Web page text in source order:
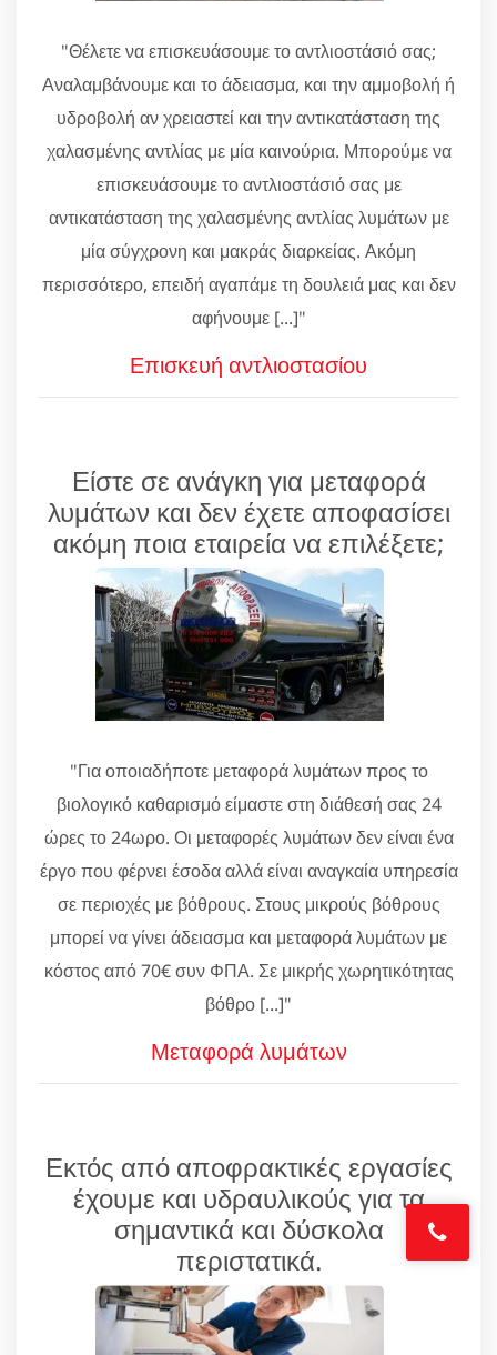
"Θέλετε να επισκευάσουμε το αντλιοστάσιό σας;
Αναλαμβάνουμε και το άδειασμα, και την αμμοβολή ή
υδροβολή αν χρειαστεί και την αντικατάσταση της
χαλασμένης αντλίας με μία καινούρια. Μπορούμε να
επισκευάσουμε το αντλιοστάσιό σας με
αντικατάσταση της χαλασμένης αντλίας λυμάτων με
μία σύγχρονη και μακράς διαρκείας. Ακόμη
περισσότερο, επειδή αγαπάμε τη δουλειά μας και δεν
αφήνουμε [...]"
Επισκευή αντλιοστασίου
Είστε σε ανάγκη για μεταφορά
λυμάτων και δεν έχετε αποφασίσει
ακόμη ποια εταιρεία να επιλέξετε;
"Για οποιαδήποτε μεταφορά λυμάτων προς το
βιολογικό καθαρισμό είμαστε στη διάθεσή σας 24
ώρες το 24ωρο. Οι μεταφορές λυμάτων δεν είναι ένα
έργο που φέρνει έσοδα αλλά είναι αναγκαία υπηρεσία
σε περιοχές με βόθρους. Στους μικρούς βόθρους
μπορεί να γίνει άδειασμα και μεταφορά λυμάτων με
κόστος από 70€ συν ΦΠΑ. Σε μικρής χωρητικότητας
βόθρο [...]"
Μεταφορά λυμάτων
Εκτός από αποφρακτικές εργασίες
έχουμε και υδραυλικούς για τα
σημαντικά και δύσκολα
περιστατικά.